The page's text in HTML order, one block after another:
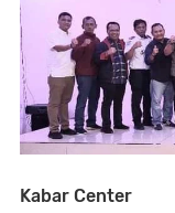
Kabar Center